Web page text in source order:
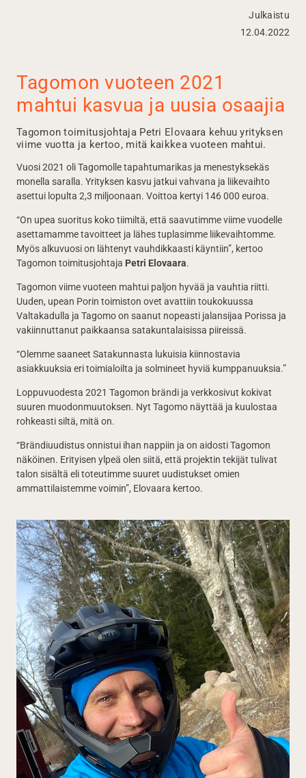
Julkaistu
12.04.2022
Tagomon vuoteen 2021
mahtui kasvua ja uusia osaajia
Tagomon toimitusjohtaja Petri Elovaara kehuu yrityksen
viime vuotta ja kertoo, mitä kaikkea vuoteen mahtui.
Vuosi 2021 oli Tagomolle tapahtumarikas ja menestyksekäs
monella saralla. Yrityksen kasvu jatkui vahvana ja liikevaihto
asettui lopulta 2,3 miljoonaan. Voittoa kertyi 146 000 euroa.
“On upea suoritus koko tiimiltä, että saavutimme viime vuodelle
asettamamme tavoitteet ja lähes tuplasimme liikevaihtomme.
Myös alkuvuosi on lähtenyt vauhdikkaasti käyntiin”, kertoo
Tagomon toimitusjohtaja Petri Elovaara.
Tagomon viime vuoteen mahtui paljon hyvää ja vauhtia riitti.
Uuden, upean Porin toimiston ovet avattiin toukokuussa
Valtakadulla ja Tagomo on saanut nopeasti jalansijaa Porissa ja
vakiinnuttanut paikkaansa satakuntalaisissa piireissä.
“Olemme saaneet Satakunnasta lukuisia kiinnostavia
asiakkuuksia eri toimialoilta ja solmineet hyviä kumppanuuksia.”
Loppuvuodesta 2021 Tagomon brändi ja verkkosivut kokivat
suuren muodonmuutoksen. Nyt Tagomo näyttää ja kuulostaa
rohkeasti siltä, mitä on.
“Brändiuudistus onnistui ihan nappiin ja on aidosti Tagomon
näköinen. Erityisen ylpeä olen siitä, että projektin tekijät tulivat
talon sisältä eli toteutimme suuret uudistukset omien
ammattilaistemme voimin”, Elovaara kertoo.